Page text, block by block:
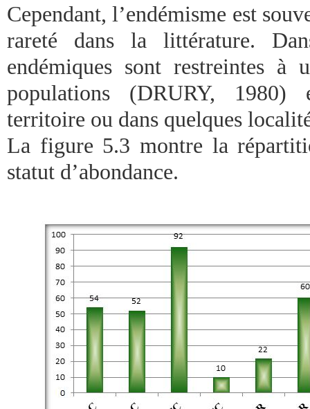
Cependant, l’endémisme est
rareté dans la littérature.
endémiques sont restreintes à
populations (DRURY,
territoire ou dans quelques
La figure 5.3 montre la
statut d’abondance.